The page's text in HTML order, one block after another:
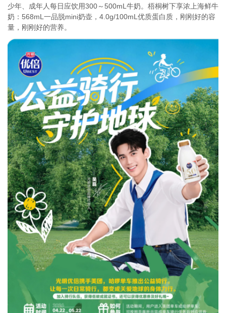
少年、成年人每日应饮用300～500mL牛奶。梧桐树下享浓上海鲜牛
奶：568mL一品脱mini奶壶，4.0g/100mL优质蛋白质，刚刚好的容
量，刚刚好的营养。